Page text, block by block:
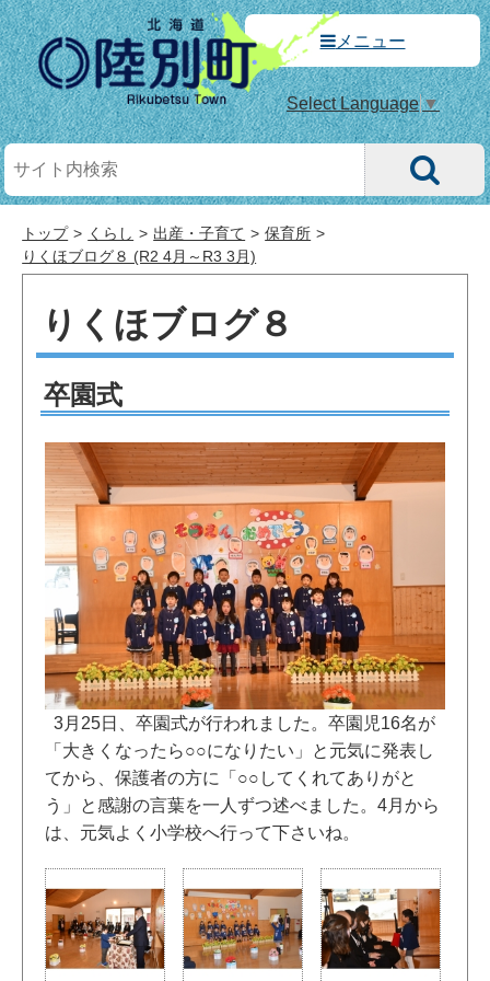
メニュー
Select Language▼
トップ くらし 出産・子育て
保育所
りくほブログ８ (R2 4月～R3 3月)
りくほブログ８
卒園式
3月25日、卒園式が行われました。卒園児16名が
「大きくなったら○○になりたい」と元気に発表し
てから、保護者の方に「○○してくれてありがと
う」と感謝の言葉を一人ずつ述べました。4月から
は、元気よく小学校へ行って下さいね。